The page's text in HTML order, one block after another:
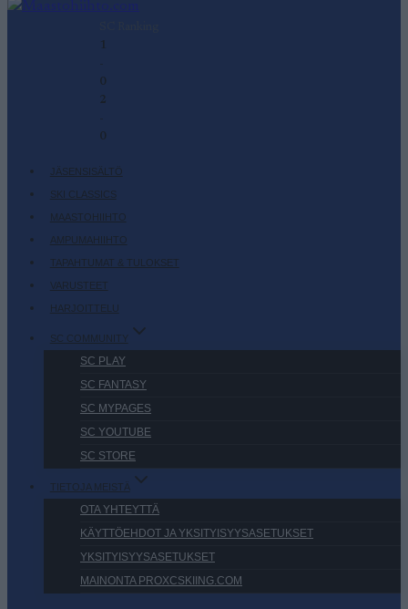
1
-
0
2
-
0
JÄSENSISÄLTÖ
SKI CLASSICS
MAASTOHIIHTO
AMPUMAHIIHTO
TAPAHTUMAT & TULOKSET
VARUSTEET
HARJOITTELU
SC COMMUNITY
SC PLAY
SC FANTASY
SC MYPAGES
SC YOUTUBE
SC STORE
TIETOJA MEISTÄ
OTA YHTEYTTÄ
KÄYTTÖEHDOT JA YKSITYISYYSASETUKSET
YKSITYISYYSASETUKSET
MAINONTA PROXCSKIING.COM